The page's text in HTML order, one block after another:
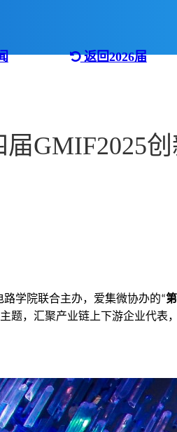
返回2026届
GMIF2025
学院联合主办，爱集微协办的“
题，汇聚产业链上下游企业代表